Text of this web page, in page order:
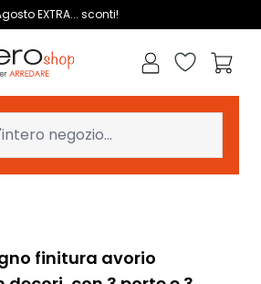
EXTRA... sconti!
Lista dei
finitura avorio